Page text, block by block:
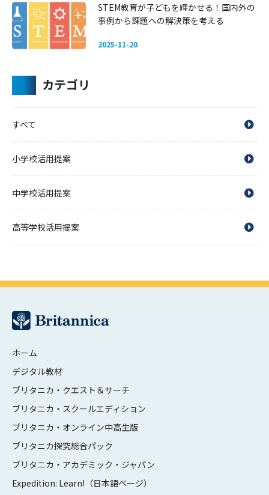
STEM教育が子どもを輝かせる！国内外の
事例から課題への解決策を考える
2025-11-20
カテゴリ
すべて
小学校活用提案
中学校活用提案
高等学校活用提案
ホーム
デジタル教材
ブリタニカ・クエスト＆サーチ
ブリタニカ・スクールエディション
ブリタニカ・オンライン中高生版
ブリタニカ探究総合パック
ブリタニカ・アカデミック・ジャパン
Expedition: Learn!（日本語ページ）